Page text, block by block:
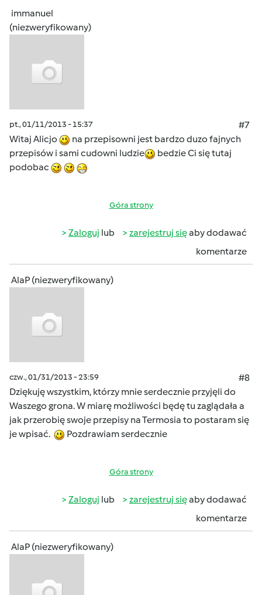
immanuel
(niezweryfikowany)
pt., 01/11/2013 - 15:37
#7
Witaj Alicjo
na przepisowni jest bardzo duzo fajnych
przepisów i sami cudowni ludzie
bedzie Ci się tutaj
podobac
Góra strony
Zaloguj lub zarejestruj sięaby dodawać
komentarze
AlaP (niezweryfikowany)
czw., 01/31/2013 - 23:59
#8
Dziękuję wszystkim, którzy mnie serdecznie przyjęli do
Waszego grona. W miarę możliwości będę tu zaglądała a
jak przerobię swoje przepisy na Termosia to postaram się
je wpisać.
Pozdrawiam serdecznie
Góra strony
Zaloguj lub zarejestruj sięaby dodawać
komentarze
AlaP (niezweryfikowany)